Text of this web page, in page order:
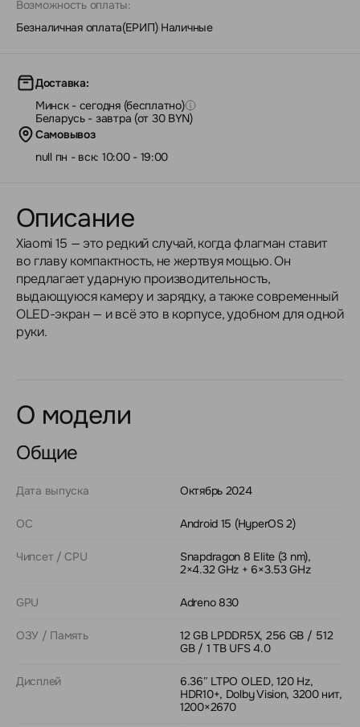
Возможность оплаты:
Безналичная оплата(ЕРИП)| Наличные
Доставка:
Минск - сегодня (бесплатно)
Беларусь - завтра (от 30 BYN)
Самовывоз
null пн - вск: 10:00 - 19:00
Описание
Xiaomi 15 — это редкий случай, когда флагман ставит
во главу компактность, не жертвуя мощью. Он
предлагает ударную производительность,
выдающуюся камеру и зарядку, а также современный
OLED-экран — и всё это в корпусе, удобном для одной
руки.
О модели
Общие
Дата выпуска Октябрь 2024
ОС Android 15 (HyperOS 2)
Чипсет / CPU
Snapdragon 8 Elite (3 nm),
2×4.32 GHz + 6×3.53 GHz
GPU Adreno 830
ОЗУ / Память
12 GB LPDDR5X, 256 GB / 512
GB / 1 TB UFS 4.0
Дисплей
6.36″ LTPO OLED, 120 Hz,
HDR10+, Dolby Vision, 3200 нит,
1200×2670